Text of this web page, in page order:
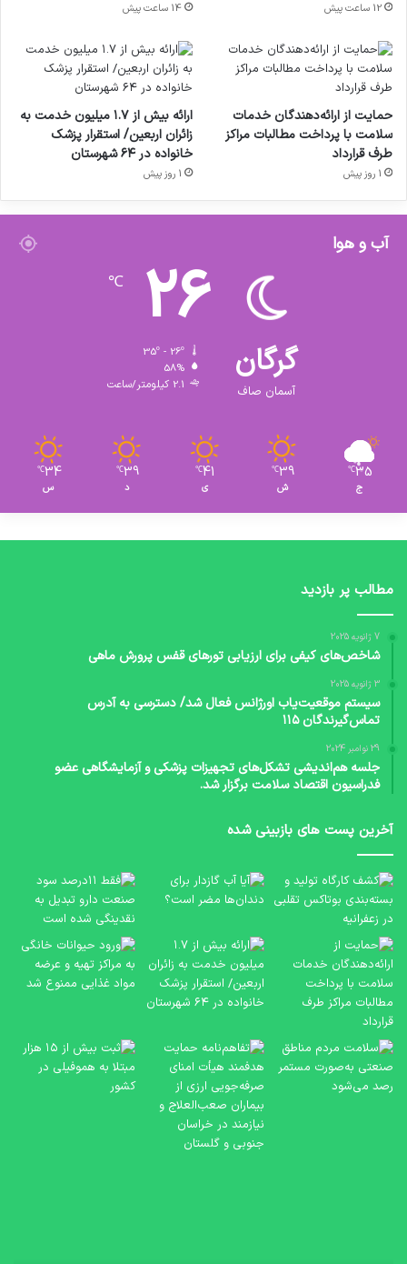
12 ساعت پیش 14 ساعت پیش
حمایت از ارائه‌دهندگان خدمات
سلامت با پرداخت مطالبات مراکز
طرف قرارداد
1 روز پیش
ارائه بیش از ۱.۷ میلیون خدمت به
زائران اربعین/ استقرار پزشک
خانواده در ۶۴ شهرستان
1 روز پیش
آب و هوا
گرگان
آسمان صاف
26
℃
35º - 26º
58%
2.1 کیلومتر/ساعت
35
℃
ج
39
℃
ش
41
℃
ی
39
℃
د
34
℃
س
مطالب پر بازدید
7 ژانویه 2025
شاخص‌های کیفی برای ارزیابی تورهای قفس پرورش ماهی
3 ژانویه 2025
سیستم موقعیت‌یاب اورژانس فعال شد/ دسترسی به آدرس
تماس‌گیرندگان ۱۱۵
29 نوامبر 2024
جلسه هم‌اندیشی تشکل‌های تجهیزات پزشکی و آزمایشگاهی عضو
فدراسیون اقتصاد سلامت برگزار شد.
آخرین پست های بازبینی شده